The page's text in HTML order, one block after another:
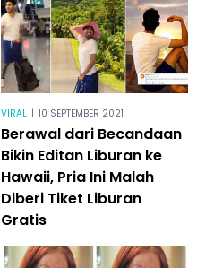
VIRAL | 10 SEPTEMBER 2021
Berawal dari Becandaan
Bikin Editan Liburan ke
Hawaii, Pria Ini Malah
Diberi Tiket Liburan
Gratis